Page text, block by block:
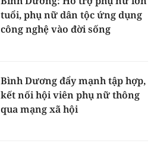
tuổi, phụ nữ dân tộc ứng dụng
công nghệ vào đời sống
Bình Dương đẩy mạnh tập hợp,
kết nối hội viên phụ nữ thông
qua mạng xã hội